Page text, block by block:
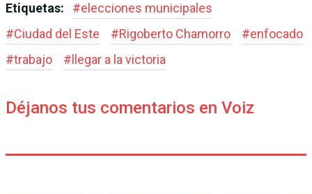
Etiquetas: #elecciones municipales
#Ciudad del Este #Rigoberto Chamorro #enfocado
#trabajo # llegar a la victoria
Déjanos tus comentarios en Voiz